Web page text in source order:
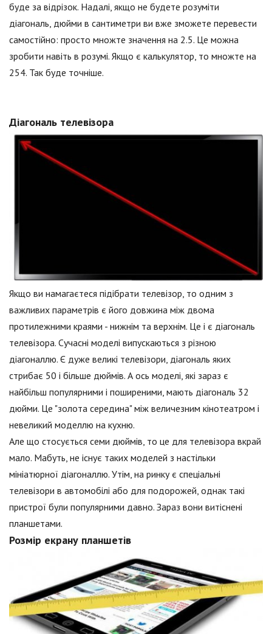
буде за відрізок. Надалі, якщо не будете розуміти
діагональ, дюйми в сантиметри ви вже зможете перевести
самостійно: просто множте значення на 2.5. Це можна
зробити навіть в розумі. Якщо є калькулятор, то множте на
254. Так буде точніше.
Діагональ телевізора
Якщо ви намагаєтеся підібрати телевізор, то одним з
важливих параметрів є його довжина між двома
протилежними краями - нижнім та верхнім. Це і є діагональ
телевізора. Сучасні моделі випускаються з різною
діагоналлю. Є дуже великі телевізори, діагональ яких
стрибає 50 і більше дюймів. А ось моделі, які зараз є
найбільш популярними і поширеними, мають діагональ 32
дюйми. Це "золота середина" між величезним кінотеатром і
невеликий моделлю на кухню.
Але що стосується семи дюймів, то це для телевізора вкрай
мало. Мабуть, не існує таких моделей з настільки
мініатюрної діагоналлю. Утім, на ринку є спеціальні
телевізори в автомобілі або для подорожей, однак такі
пристрої були популярними давно. Зараз вони витіснені
планшетами.
Розмір екрану планшетів